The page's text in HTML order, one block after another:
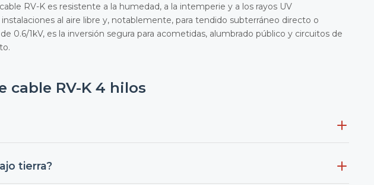
RV-K es resistente a la humedad, a la intemperie y a los rayos UV
al aire libre y, notablemente, para tendido subterráneo directo o
0.6/1kV, es la inversión segura para acometidas, alumbrado público y circuitos de
cable RV-K 4 hilos
fijas.
tierra?